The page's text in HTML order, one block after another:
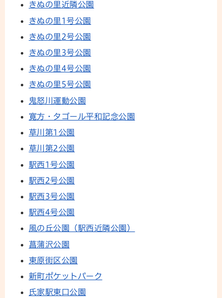
きぬの里近隣公園
きぬの里1号公園
きぬの里2号公園
きぬの里3号公園
きぬの里4号公園
きぬの里5号公園
鬼怒川運動公園
寛方・タゴール平和記念公園
草川第1公園
草川第2公園
駅西1号公園
駅西2号公園
駅西3号公園
駅西4号公園
風の丘公園（駅西近隣公園）
菖蒲沢公園
東原街区公園
新町ポケットパーク
氏家駅東口公園